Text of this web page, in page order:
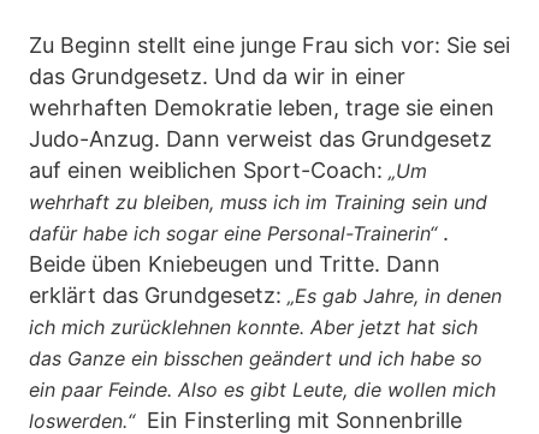
Zu Beginn stellt eine junge Frau sich vor: Sie sei
das Grundgesetz. Und da wir in einer
wehrhaften Demokratie leben, trage sie einen
Judo-Anzug. Dann verweist das Grundgesetz
auf einen weiblichen Sport-Coach: „Um
wehrhaft zu bleiben, muss ich im Training sein und
dafür habe ich sogar eine Personal-Trainerin“.
Beide üben Kniebeugen und Tritte. Dann
erklärt das Grundgesetz: „Es gab Jahre, in denen
ich mich zurücklehnen konnte. Aber jetzt hat sich
das Ganze ein bisschen geändert und ich habe so
ein paar Feinde. Also es gibt Leute, die wollen mich
loswerden.“ Ein Finsterling mit Sonnenbrille